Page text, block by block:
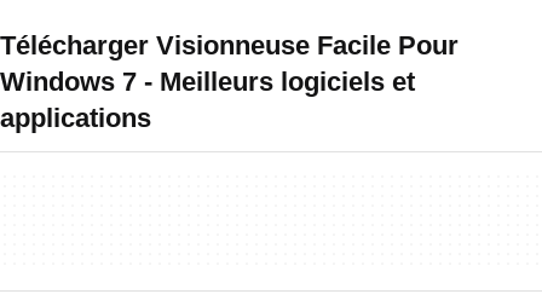
Télécharger Visionneuse Facile Pour
Windows 7 - Meilleurs logiciels et
applications